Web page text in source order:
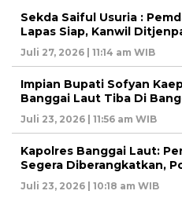
Sekda Saiful Usuria :
Lapas Siap, Kanwil
Juli 27, 2026 | 11:14 am WIB
Impian Bupati Sofyan
Banggai Laut Tiba Di
Juli 23, 2026 | 11:56 am WIB
Kapolres Banggai Laut:
Segera Diberangkatkan,
Juli 23, 2026 | 10:18 am WIB